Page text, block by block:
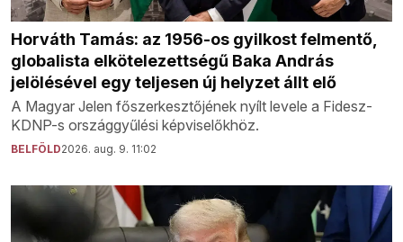
Horváth Tamás: az 1956-os gyilkost felmentő,
globalista elkötelezettségű Baka András
jelölésével egy teljesen új helyzet állt elő
A Magyar Jelen főszerkesztőjének nyílt levele a Fidesz-
KDNP-s országgyűlési képviselőkhöz.
BELFÖLD2026. aug. 9. 11:02